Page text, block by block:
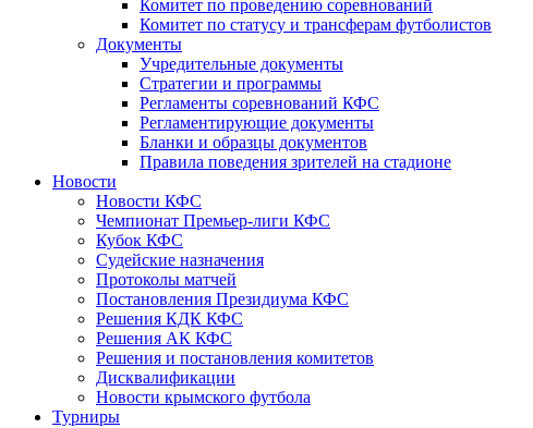
Комитет по проведению соревнований
Комитет по статусу и трансферам футболистов
Документы
Учредительные документы
Стратегии и программы
Регламенты соревнований КФС
Регламентирующие документы
Бланки и образцы документов
Правила поведения зрителей на стадионе
Новости
Новости КФС
Чемпионат Премьер-лиги КФС
Кубок КФС
Судейские назначения
Протоколы матчей
Постановления Президиума КФС
Решения КДК КФС
Решения АК КФС
Решения и постановления комитетов
Дисквалификации
Новости крымского футбола
Турниры